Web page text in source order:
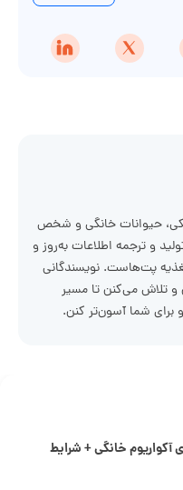
حیوانات خانگی و شخص
و ترجمه اطلاعات به‌روز و
پت‌هاست. نویسندگانی
تلاش می‌کنن تا مسیر
برای شما آسون‌تر کنن.
آکواریوم خانگی + شرایط